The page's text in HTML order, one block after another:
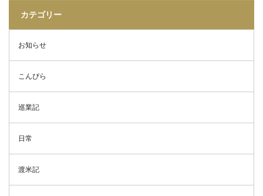
カテゴリー
お知らせ
こんぴら
巡業記
日常
渡米記